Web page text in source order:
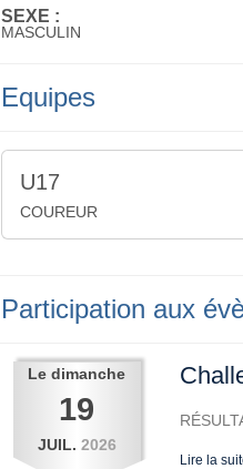
SEXE :
MASCULIN
Equipes
U17
COUREUR
Participation aux
Ledimanche
19
JUIL. 2026
Lire la